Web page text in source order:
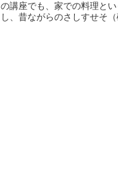
の講座でも、家での料理と
し、昔ながらのさしすせそ